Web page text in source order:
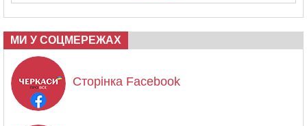
МИ У СОЦМЕРЕЖАХ
Сторінка Facebook